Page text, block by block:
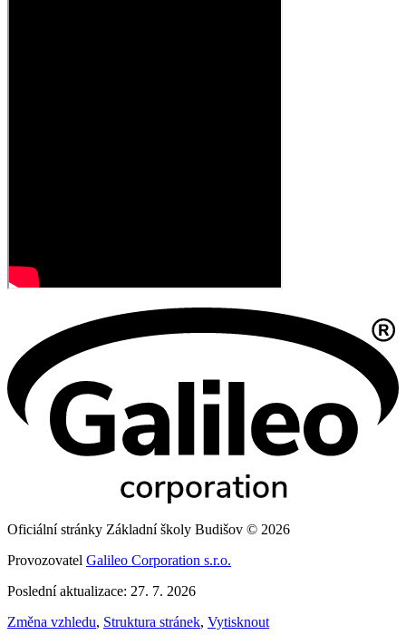
Oficiální stránky Základní školy Budišov © 2026
Provozovatel Galileo Corporation s.r.o.
Poslední aktualizace: 27. 7. 2026
Změna vzhledu, Struktura stránek, Vytisknout